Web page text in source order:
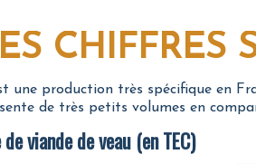
CHIFFRES
une production très spécifique en
de très petits volumes en
viande de veau (en TEC)